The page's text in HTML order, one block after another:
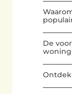
De
woning